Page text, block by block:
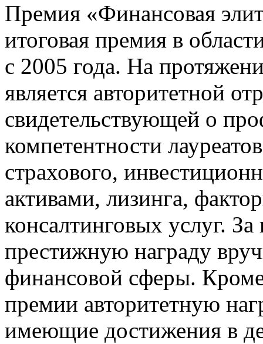
Премия «Финансовая
итоговая премия в
с 2005 года. На
является авторитетной
свидетельствующей о
компетентности
страхового,
активами, лизинга,
консалтинговых услуг. За
престижную награду
финансовой сферы. Кроме
премии авторитетную
имеющие достижения в